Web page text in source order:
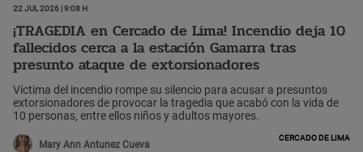
22 Jul 2026 | 9:08 h
¡TRAGEDIA en Cercado de Lima! Incendio deja 10
fallecidos cerca a la estación Gamarra tras
presunto ataque de extorsionadores
Víctima del incendio rompe su silencio para acusar a presuntos
extorsionadores de provocar la tragedia que acabó con la vida de
10 personas, entre ellos niños y adultos mayores.
Mary Ann Antunez Cueva
Cercado de Lima